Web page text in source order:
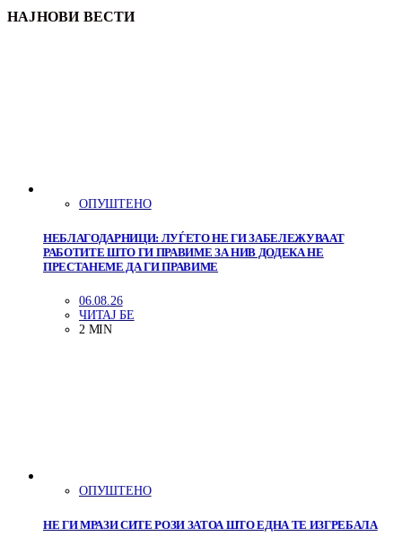
НАЈНОВИ ВЕСТИ
ОПУШТЕНО
НЕБЛАГОДАРНИЦИ: ЛУЃЕТО НЕ ГИ ЗАБЕЛЕЖУВААТ
РАБОТИТЕ ШТО ГИ ПРАВИМЕ ЗА НИВ ДОДЕКА НЕ
ПРЕСТАНЕМЕ ДА ГИ ПРАВИМЕ
06.08.26
ЧИТАЈ БЕ
2 MIN
ОПУШТЕНО
НЕ ГИ МРАЗИ СИТЕ РОЗИ ЗАТОА ШТО ЕДНА ТЕ ИЗГРЕБАЛА